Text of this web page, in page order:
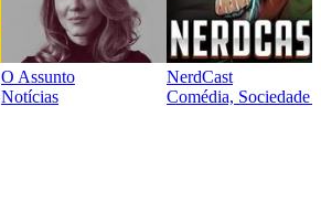
O Assunto
Notícias
NerdCast
Comédia, Sociedade